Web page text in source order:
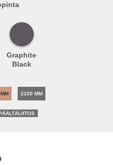
Graphite
Black
2100 MM